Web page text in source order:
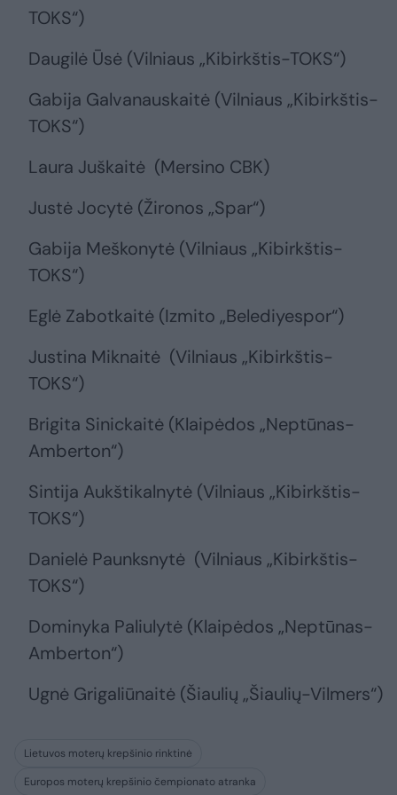
TOKS“)
Daugilė Ūsė (Vilniaus „Kibirkštis-TOKS“)
Gabija Galvanauskaitė (Vilniaus „Kibirkštis-
TOKS“)
Laura Juškaitė (Mersino CBK)
Justė Jocytė (Žironos „Spar“)
Gabija Meškonytė (Vilniaus „Kibirkštis-
TOKS“)
Eglė Zabotkaitė (Izmito „Belediyespor“)
Justina Miknaitė (Vilniaus „Kibirkštis-
TOKS“)
Brigita Sinickaitė (Klaipėdos „Neptūnas-
Amberton“)
Sintija Aukštikalnytė (Vilniaus „Kibirkštis-
TOKS“)
Danielė Paunksnytė (Vilniaus „Kibirkštis-
TOKS“)
Dominyka Paliulytė (Klaipėdos „Neptūnas-
Amberton“)
Ugnė Grigaliūnaitė (Šiaulių „Šiaulių-Vilmers“)
Lietuvos moterų krepšinio rinktinė
Europos moterų krepšinio čempionato atranka